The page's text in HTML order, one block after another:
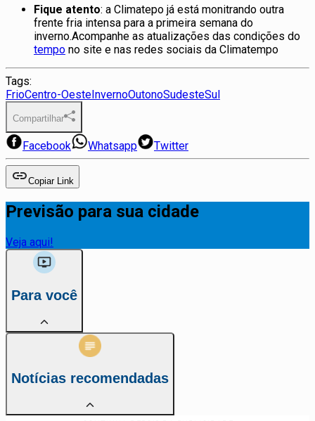
Fique atento: a Climatepo já está monitrando outra
frente fria intensa para a primeira semana do
inverno.Acompanhe as atualizações das condições do
tempo no site e nas redes sociais da Climatempo
Tags:
FrioCentro-OesteInvernoOutonoSudesteSul
Compartilhar
Facebook Whatsapp Twitter
Copiar Link
Previsão para sua cidade
Veja aqui!
Para você
Notícias recomendadas